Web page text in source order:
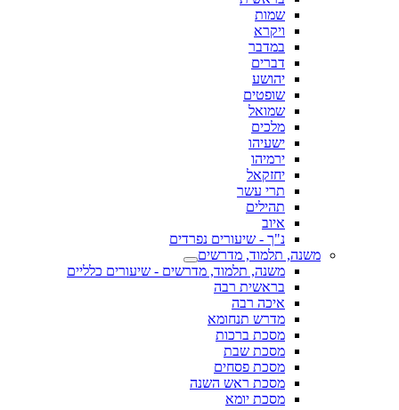
שמות
ויקרא
במדבר
דברים
יהושע
שופטים
שמואל
מלכים
ישעיהו
ירמיהו
יחזקאל
תרי עשר
תהילים
איוב
נ"ך - שיעורים נפרדים
משנה, תלמוד, מדרשים
משנה, תלמוד, מדרשים - שיעורים כלליים
בראשית רבה
איכה רבה
מדרש תנחומא
מסכת ברכות
מסכת שבת
מסכת פסחים
מסכת ראש השנה
מסכת יומא